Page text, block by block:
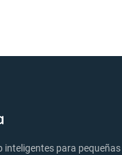
inteligentes para pequeñas